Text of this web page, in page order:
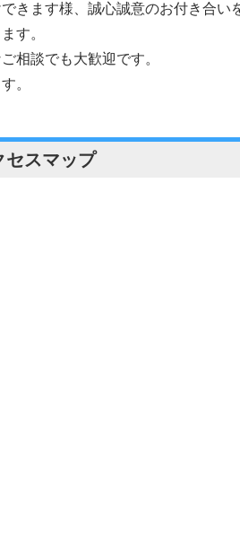
きます様、誠心誠意のお付き合い
す。
相談でも大歓迎です。
。
セスマップ